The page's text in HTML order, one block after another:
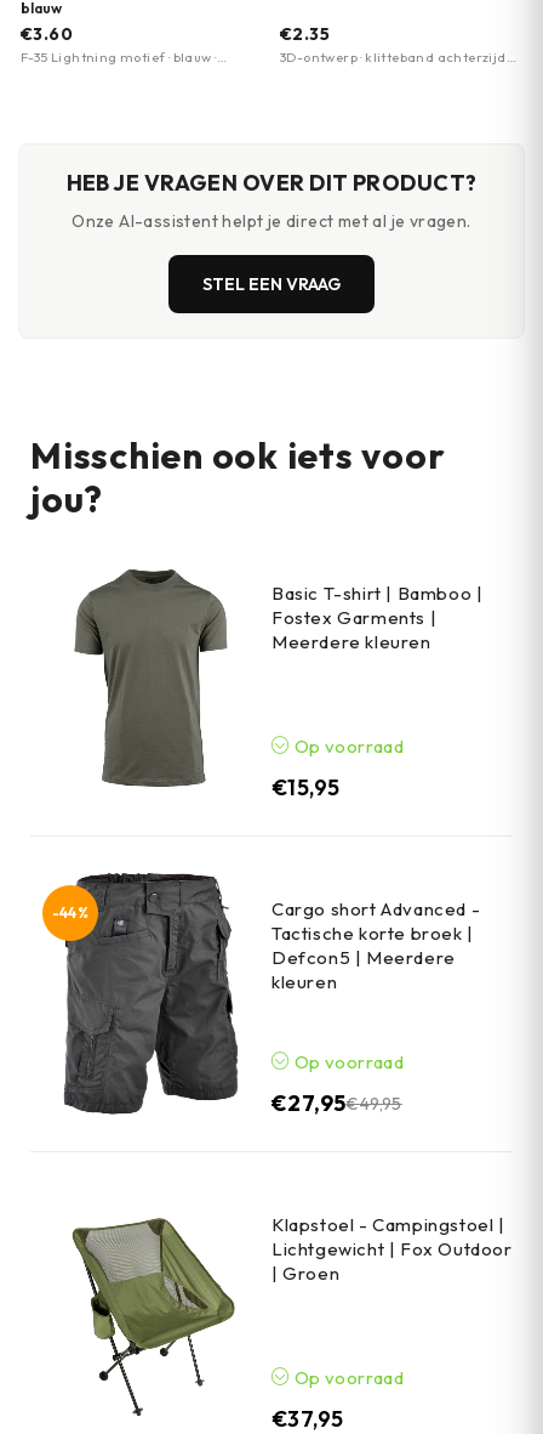
blauw
€3.60
F-35 Lightning motief · blauw ·
€2.35
3D-ontwerp · klitteband achterzijde ·
HEB JE VRAGEN OVER DIT PRODUCT?
Onze AI-assistent helpt je direct met al je vragen.
STEL EEN VRAAG
Misschien ook iets voor
jou?
Basic T-shirt | Bamboo |
Fostex Garments |
Meerdere kleuren
Op voorraad
€15,95
-44%
Cargo short Advanced -
Tactische korte broek |
Defcon5 | Meerdere
kleuren
Op voorraad
€49,95
€27,95
Klapstoel - Campingstoel |
Lichtgewicht | Fox Outdoor
| Groen
Op voorraad
€37,95